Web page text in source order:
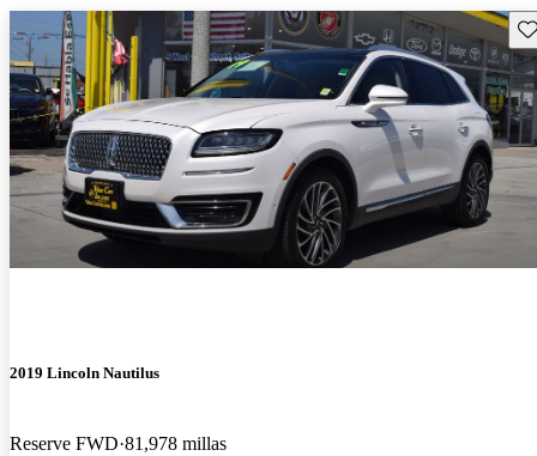
2019 Lincoln Nautilus
Reserve FWD 81,978 millas